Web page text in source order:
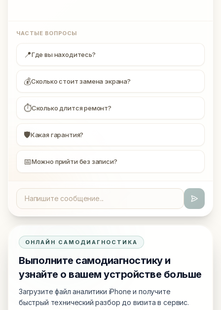
ЧАСТЫЕ ВОПРОСЫ
📍Где вы находитесь?
💰Сколько стоит замена экрана?
⏱Сколько длится ремонт?
🛡Какая гарантия?
📅Можно прийти без записи?
ОНЛАЙН САМОДИАГНОСТИКА
Выполните самодиагностику и
узнайте о вашем устройстве больше
Загрузите файл аналитики iPhone и получите
быстрый технический разбор до визита в сервис.